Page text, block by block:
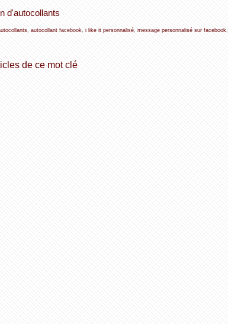
d'autocollants
, autocollant facebook, i like it personnalisé, message personnalisé sur facebook,
de ce mot clé